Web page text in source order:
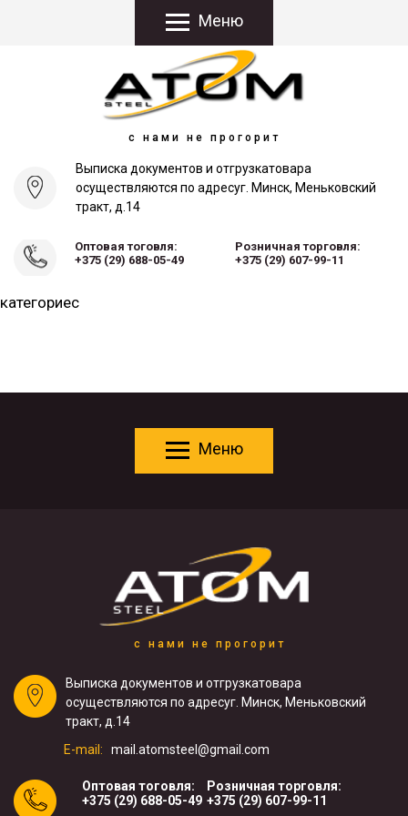
Меню
с нами не прогорит
Выписка документов и отгрузкатовара
осуществляются по адресуг. Минск, Меньковский
тракт, д.14
Оптовая тоговля:
+375 (29) 688-05-49
Розничная торговля:
+375 (29) 607-99-11
категориес
Меню
с нами не прогорит
Выписка документов и отгрузкатовара
осуществляются по адресуг. Минск, Меньковский
тракт, д.14
E-mail:
mail.atomsteel@gmail.com
Оптовая тоговля:
+375 (29) 688-05-49
Розничная торговля:
+375 (29) 607-99-11